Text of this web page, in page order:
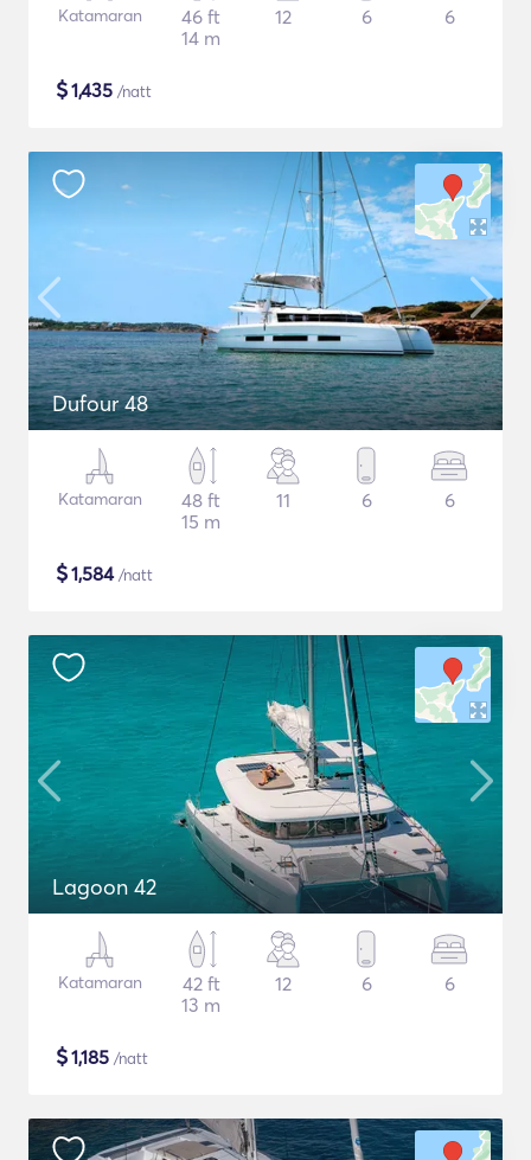
Katamaran
46 ft
14 m
12 6 6
$1,435 /natt
Dufour 48
Katamaran
48 ft
15 m
11 6 6
$1,584/natt
Lagoon 42
Katamaran
42 ft
13 m
12 6 6
$1,185 /natt